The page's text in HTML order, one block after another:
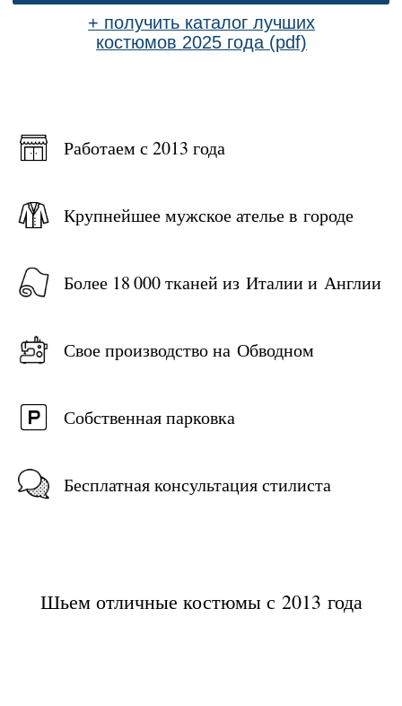
Работаем с 2013 года
Крупнейшее мужское ателье в городе
Более 18 000 тканей из Италии и Англии
Свое производство на Обводном
Собственная парковка
Бесплатная консультация стилиста
Шьем отличные костюмы с 2013 года